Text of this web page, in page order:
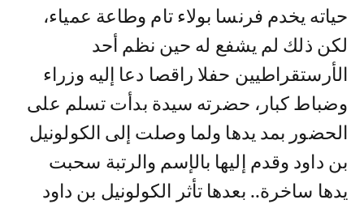
حياته يخدم فرنسا بولاء تام وطاعة عمياء،
لكن ذلك لم يشفع له حين نظم أحد
الأرستقراطيين حفلا راقصا دعا إليه وزراء
وضباط كبار، حضرته سيدة بدأت تسلم على
الحضور بمد يدها ولما وصلت إلى الكولونيل
بن داود وقدم إليها بالإسم والرتبة سحبت
يدها ساخرة.. بعدها تأثر الكولونيل بن داود